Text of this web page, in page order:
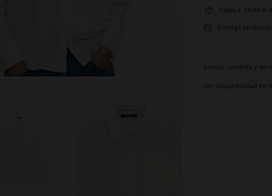
Estás a 29,99 €
Entrega en
envíos, cambios y
ver disponibilidad en